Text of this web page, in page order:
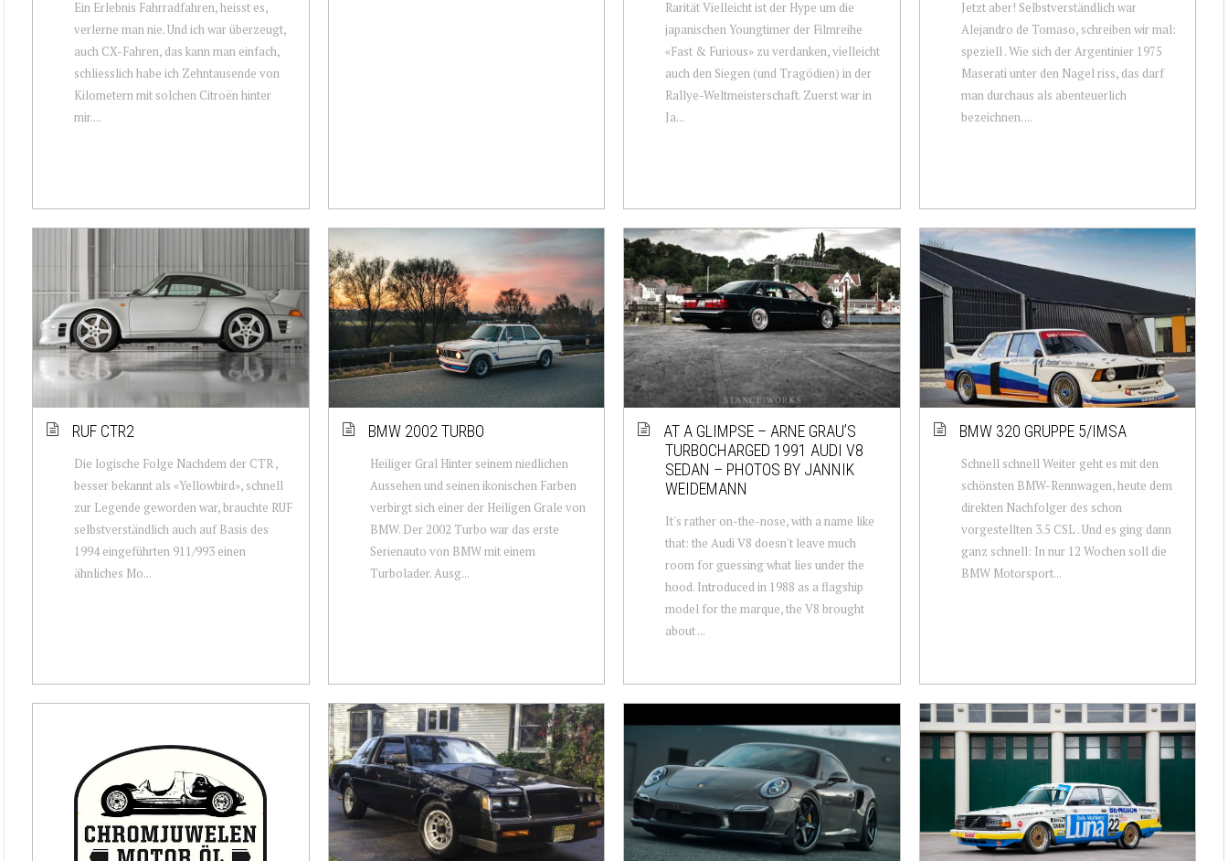
Ein Erlebnis Fahrradfahren, heisst es,
verlerne man nie. Und ich war überzeugt,
auch CX-Fahren, das kann man einfach,
schliesslich habe ich Zehntausende von
Kilometern mit solchen Citroën hinter
mir....
Rarität Vielleicht ist der Hype um die
japanischen Youngtimer der Filmreihe
«Fast & Furious» zu verdanken, vielleicht
auch den Siegen (und Tragödien) in der
Rallye-Weltmeisterschaft. Zuerst war in
Ja...
Jetzt aber! Selbstverständlich war
Alejandro de Tomaso, schreiben wir mal:
speziell . Wie sich der Argentinier 1975
Maserati unter den Nagel riss, das darf
man durchaus als abenteuerlich
bezeichnen. ...
RUF CTR2
Die logische Folge Nachdem der CTR ,
besser bekannt als «Yellowbird», schnell
zur Legende geworden war, brauchte RUF
selbstverständlich auch auf Basis des
1994 eingeführten 911/993 einen
ähnliches Mo...
BMW 2002 TURBO
Heiliger Gral Hinter seinem niedlichen
Aussehen und seinen ikonischen Farben
verbirgt sich einer der Heiligen Grale von
BMW. Der 2002 Turbo war das erste
Serienauto von BMW mit einem
Turbolader. Ausg...
AT A GLIMPSE – ARNE GRAU’S
TURBOCHARGED 1991 AUDI V8
SEDAN – PHOTOS BY JANNIK
WEIDEMANN
It's rather on-the-nose, with a name like
that: the Audi V8 doesn't leave much
room for guessing what lies under the
hood. Introduced in 1988 as a flagship
model for the marque, the V8 brought
about ...
BMW 320 GRUPPE 5/IMSA
Schnell schnell Weiter geht es mit den
schönsten BMW-Rennwagen, heute dem
direkten Nachfolger des schon
vorgestellten 3.5 CSL . Und es ging dann
ganz schnell: In nur 12 Wochen soll die
BMW Motorsport...